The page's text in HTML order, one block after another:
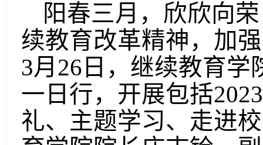
阳春三月，欣欣向
续教育改革精神，加
3月26 日，继续教育学
一日行，开展包括
礼、 主题学习、走进